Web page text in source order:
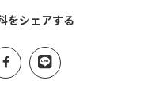
をシェアする